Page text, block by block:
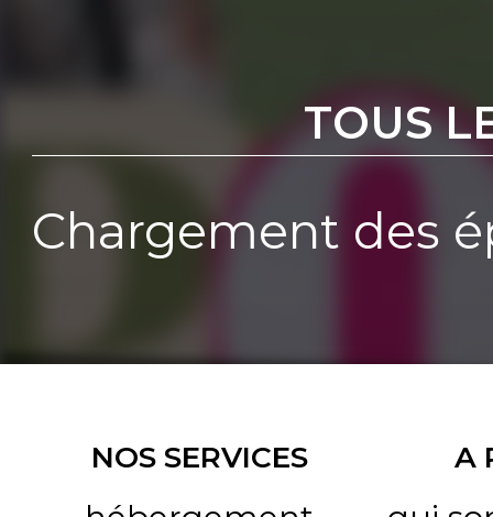
TOUS
Chargement des
NOS SERVICES A